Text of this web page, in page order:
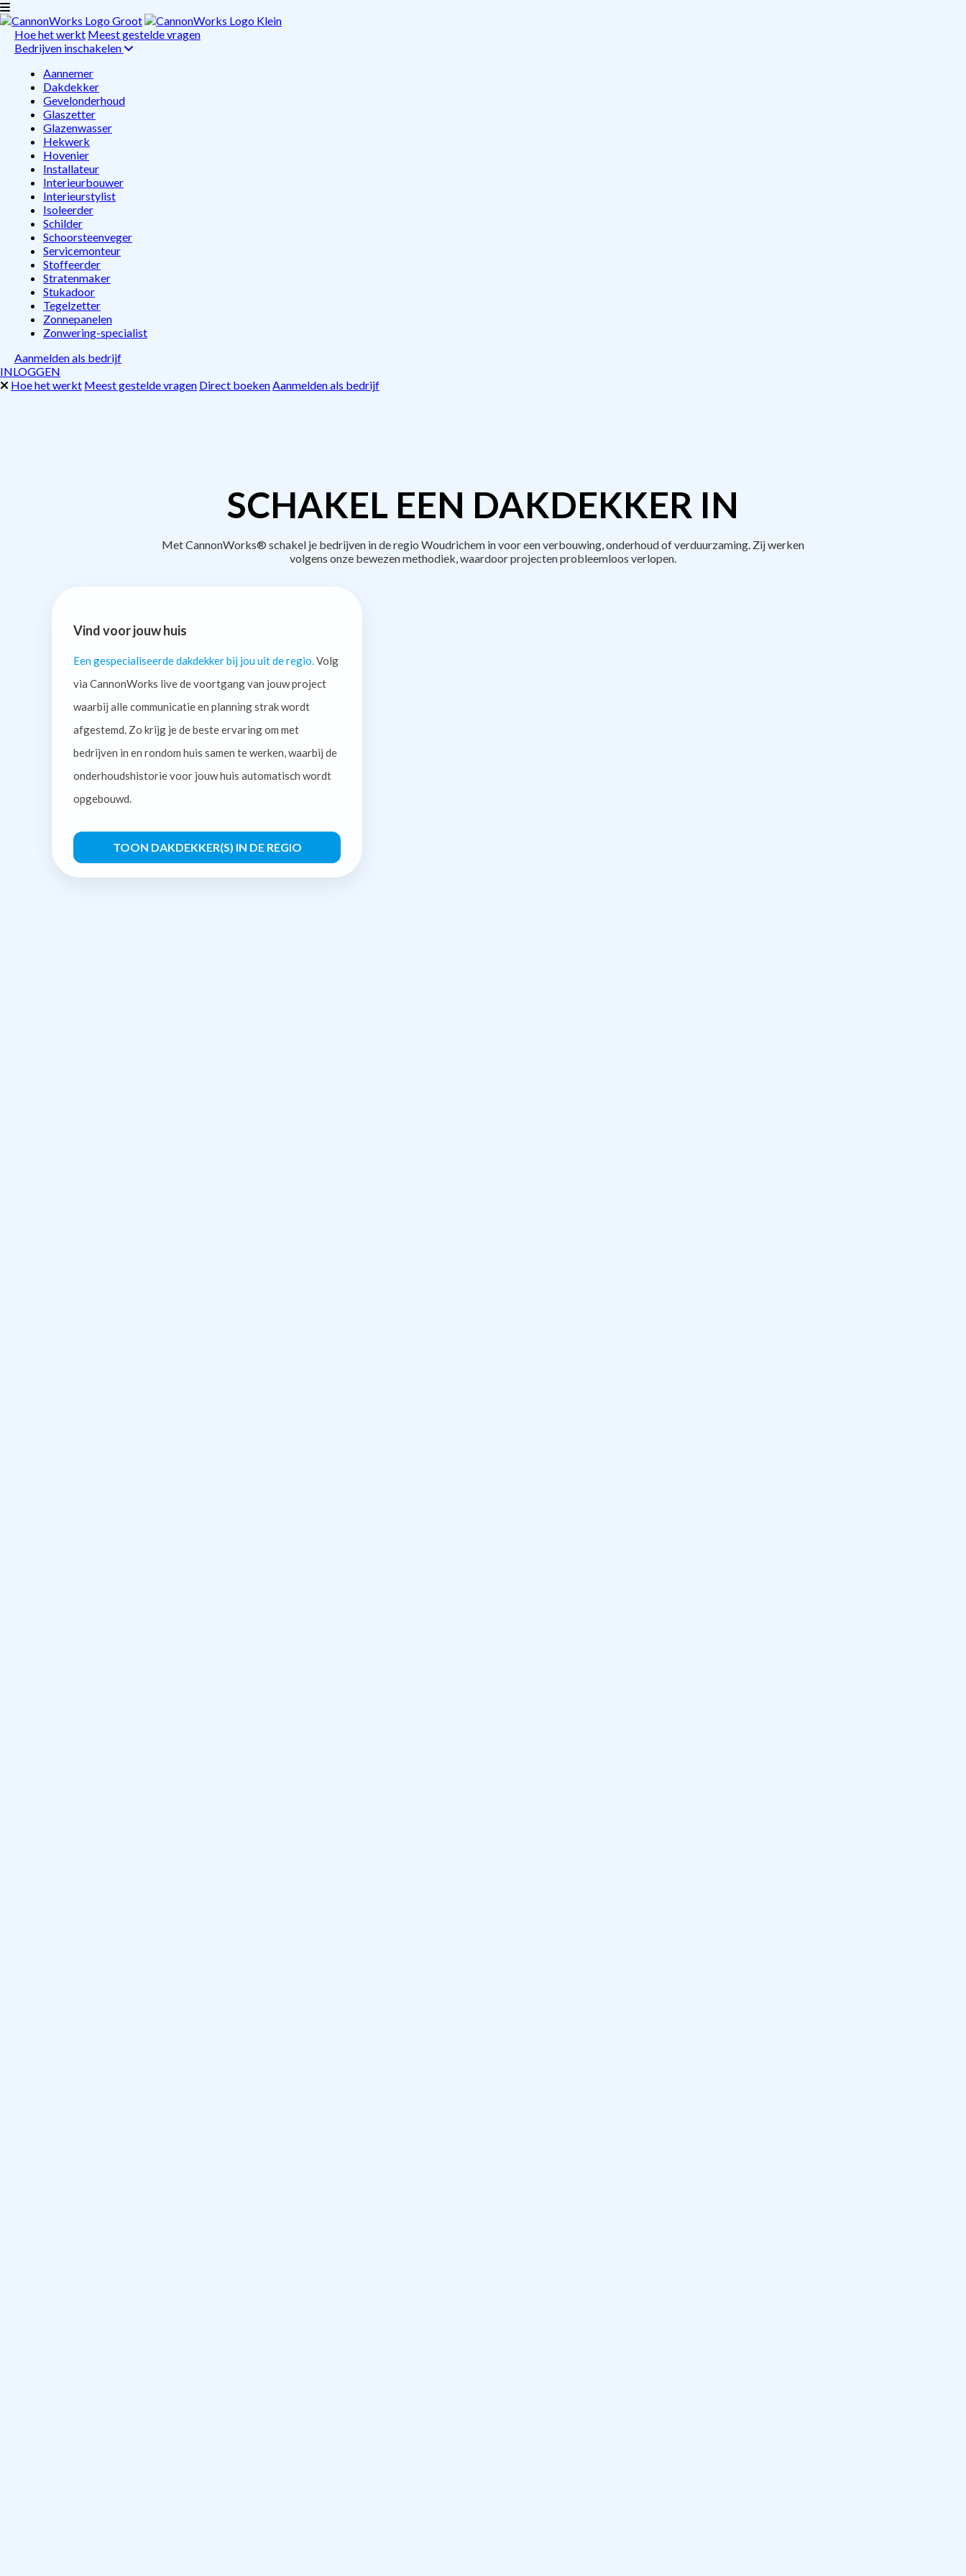
Hoe het werkt Meest gestelde vragen
Bedrijven inschakelen
Aannemer
Dakdekker
Gevelonderhoud
Glaszetter
Glazenwasser
Hekwerk
Hovenier
Installateur
Interieurbouwer
Interieurstylist
Isoleerder
Schilder
Schoorsteenveger
Servicemonteur
Stoffeerder
Stratenmaker
Stukadoor
Tegelzetter
Zonnepanelen
Zonwering-specialist
Aanmelden als bedrijf
INLOGGEN
Hoe het werkt Meest gestelde vragen Direct boekenAanmelden als bedrijf
SCHAKEL EEN DAKDEKKER IN
Met CannonWorks® schakel je bedrijven in de regio Woudrichem in voor een verbouwing, onderhoud of verduurzaming. Zij werken
volgens onze bewezen methodiek, waardoor projecten probleemloos verlopen.
Vind voor jouw huis
Een gespecialiseerde dakdekker bij jou uit de regio. Volg
via CannonWorks live de voortgang van jouw project
waarbij alle communicatie en planning strak wordt
afgestemd. Zo krijg je de beste ervaring om met
bedrijven in en rondom huis samen te werken, waarbij de
onderhoudshistorie voor jouw huis automatisch wordt
opgebouwd.
TOON DAKDEKKER(S) IN DE REGIO